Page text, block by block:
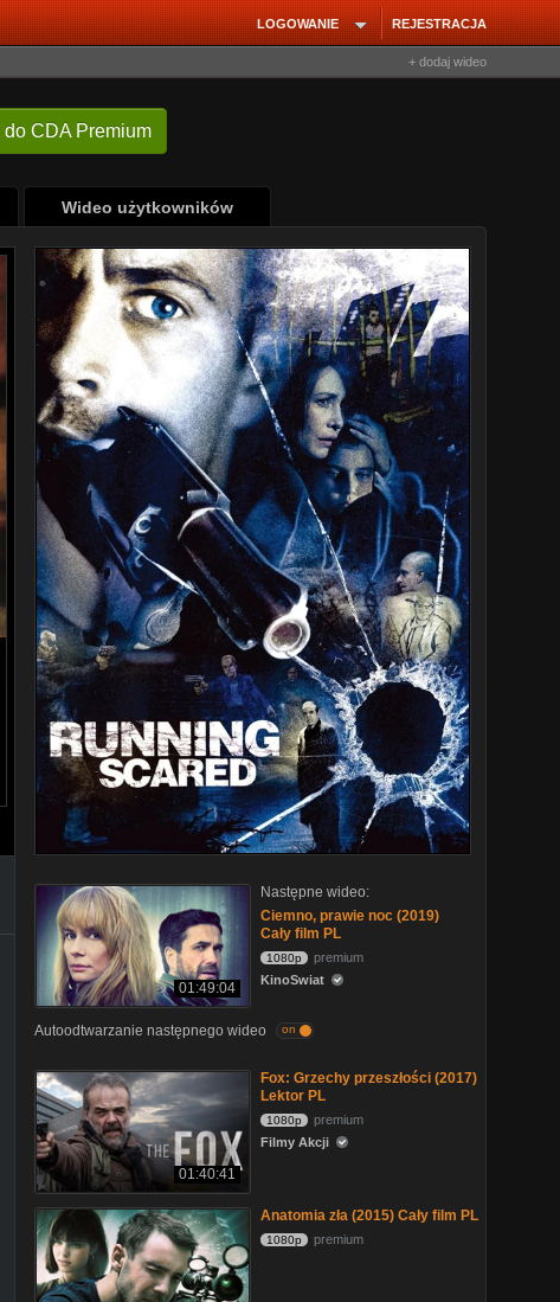
REJESTRACJA
LOGOWANIE
+ dodaj wideo
do CDA Premium
Wideo użytkowników
01:49:04
Następne wideo:
Ciemno, prawie noc (2019)
Cały film PL
1080p
premium
KinoSwiat
Autoodtwarzanie następnego wideo on
01:40:41
Fox: Grzechy przeszłości (2017)
Lektor PL
1080p
premium
Filmy Akcji
Anatomia zła (2015) Cały film PL
1080p premium